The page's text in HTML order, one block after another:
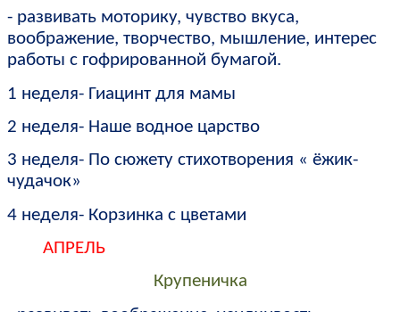
- развивать моторику, чувство вкуса,
воображение, творчество, мышление, интерес
работы с гофрированной бумагой.
1 неделя- Гиацинт для мамы
2 неделя- Наше водное царство
3 неделя- По сюжету стихотворения « ёжик-
чудачок»
4 неделя- Корзинка с цветами
АПРЕЛЬ
Крупеничка